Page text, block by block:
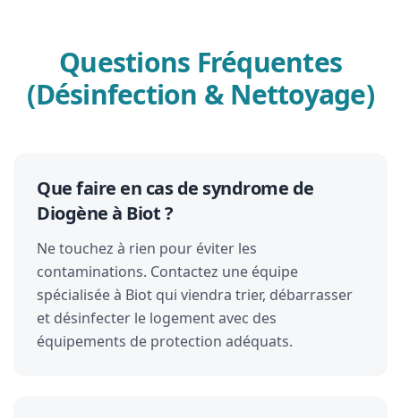
Questions Fréquentes
(Désinfection & Nettoyage)
Que faire en cas de syndrome de
Diogène à Biot ?
Ne touchez à rien pour éviter les
contaminations. Contactez une équipe
spécialisée à Biot qui viendra trier, débarrasser
et désinfecter le logement avec des
équipements de protection adéquats.